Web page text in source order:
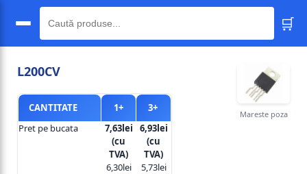
🛒
L200CV
CANTITATE 1+
3+
Pret pe bucata
7,63lei
(cu
TVA)
6,30lei
6,93lei
(cu
TVA)
5,73lei
Mareste poza